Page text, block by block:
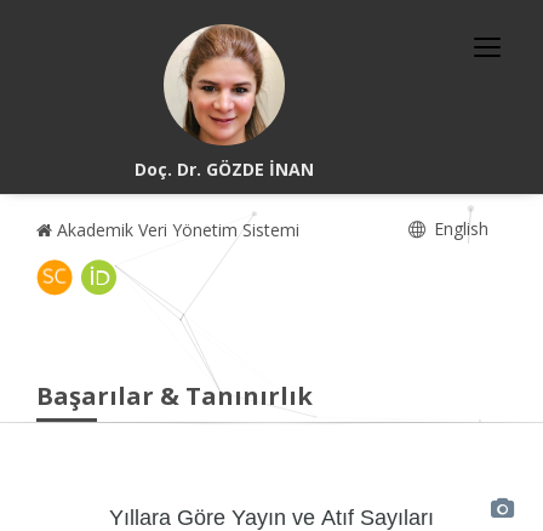
Doç. Dr. GÖZDE İNAN
Akademik Veri Yönetim Sistemi English
Başarılar & Tanınırlık
Yıllara Göre Yayın ve Atıf Sayıları